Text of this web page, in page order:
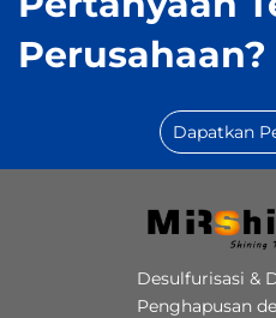
Perusahaan?
Dapatkan
Desulfurisasi &
Penghapusan